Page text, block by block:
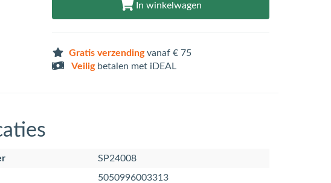
In winkelwagen
Gratis verzendingvanaf € 75
Veiligbetalen met iDEAL
SP24008
5050996003313